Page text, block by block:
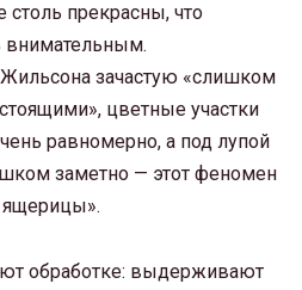
столь прекрасны, что
внимательным.
зачастую «слишком
цветные участки
равномерно, а под лупой
заметно — этот феномен
обработке: выдерживают